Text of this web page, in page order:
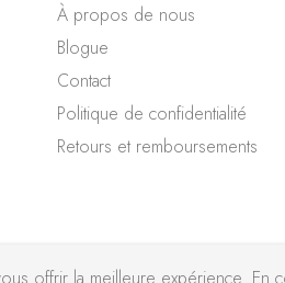
À propos de nous
Blogue
Contact
Politique de confidentialité
Retours et remboursements